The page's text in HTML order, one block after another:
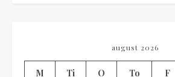
august 2026
M Ti O To F